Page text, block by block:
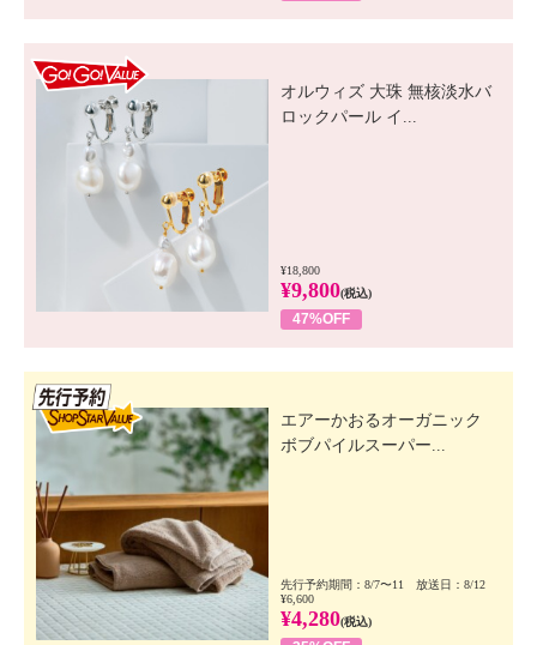
オルウィズ 大珠 無核淡水バ
ロックパール イ...
¥18,800
¥9,800(税込)
47%OFF
エアーかおるオーガニック
ボブパイルスーパー...
先行予約期間：8/7〜11 放送日：8/12
¥6,600
¥4,280(税込)